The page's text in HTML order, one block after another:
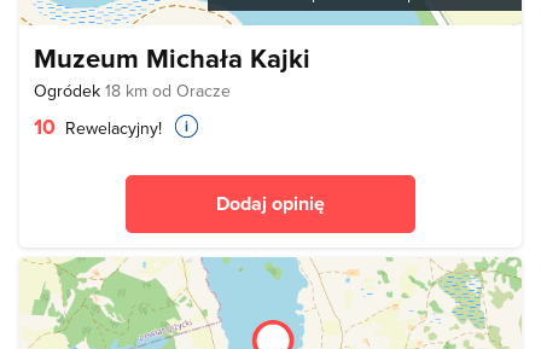
Muzeum Michała Kajki
Ogródek 18 km od Oracze
10 Rewelacyjny!
Dodaj opinię